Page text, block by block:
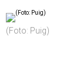
(Foto: Puig)